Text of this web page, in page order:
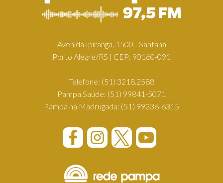
Avenida Ipiranga, 1500 - Santana
Porto Alegre/RS | CEP: 90160-091
Telefone: (51) 3218.2588
Pampa Saúde: (51) 99841-5071
Pampa na Madrugada: (51) 99236-6315